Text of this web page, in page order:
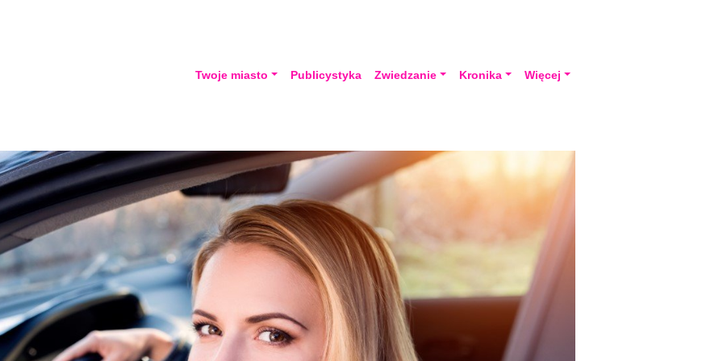
Twoje miasto Publicystyka Zwiedzanie Kronika Więcej